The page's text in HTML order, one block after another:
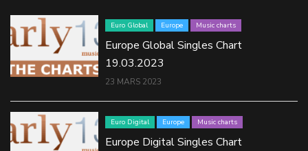
Euro Global Europe Music charts
Europe Global Singles Chart
19.03.2023
23 MARS 2023
Euro Digital Europe Music charts
Europe Digital Singles Chart